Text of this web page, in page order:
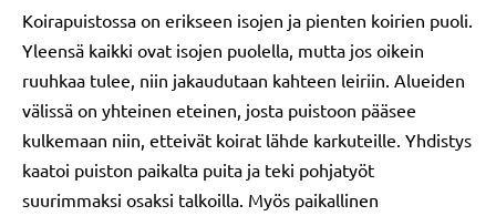
Koirapuistossa on erikseen isojen ja pienten koirien puoli.
Yleensä kaikki ovat isojen puolella, mutta jos oikein
ruuhkaa tulee, niin jakaudutaan kahteen leiriin. Alueiden
välissä on yhteinen eteinen, josta puistoon pääsee
kulkemaan niin, etteivät koirat lähde karkuteille. Yhdistys
kaatoi puiston paikalta puita ja teki pohjatyöt
suurimmaksi osaksi talkoilla. Myös paikallinen